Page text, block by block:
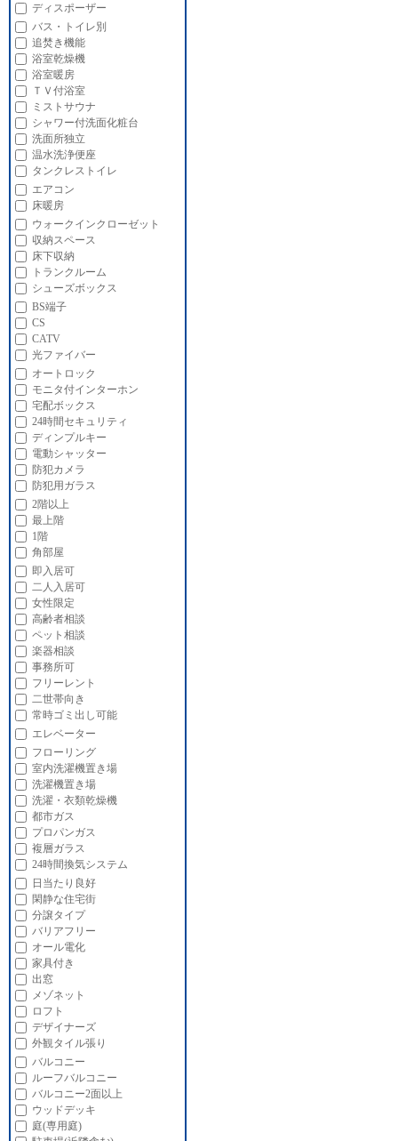
ディスポーザー
バス・トイレ別
追焚き機能
浴室乾燥機
浴室暖房
ＴＶ付浴室
ミストサウナ
シャワー付洗面化粧台
洗面所独立
温水洗浄便座
タンクレストイレ
エアコン
床暖房
ウォークインクローゼット
収納スペース
床下収納
トランクルーム
シューズボックス
BS端子
CS
CATV
光ファイバー
オートロック
モニタ付インターホン
宅配ボックス
24時間セキュリティ
ディンプルキー
電動シャッター
防犯カメラ
防犯用ガラス
2階以上
最上階
1階
角部屋
即入居可
二人入居可
女性限定
高齢者相談
ペット相談
楽器相談
事務所可
フリーレント
二世帯向き
常時ゴミ出し可能
エレベーター
フローリング
室内洗濯機置き場
洗濯機置き場
洗濯・衣類乾燥機
都市ガス
プロパンガス
複層ガラス
24時間換気システム
日当たり良好
閑静な住宅街
分譲タイプ
バリアフリー
オール電化
家具付き
出窓
メゾネット
ロフト
デザイナーズ
外観タイル張り
バルコニー
ルーフバルコニー
バルコニー2面以上
ウッドデッキ
庭(専用庭)